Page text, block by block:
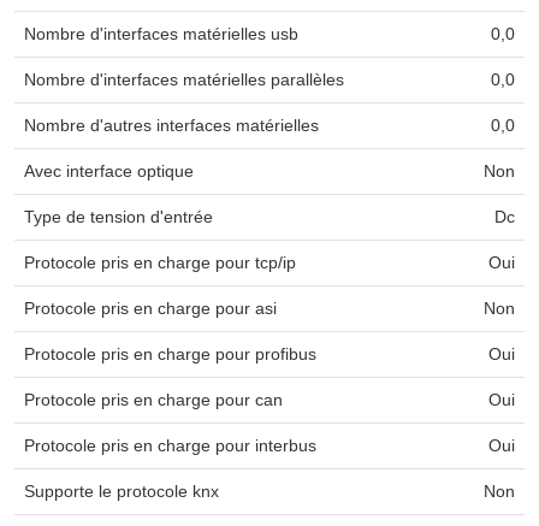
Nombre d'interfaces matérielles usb 0,0
Nombre d'interfaces matérielles parallèles 0,0
Nombre d'autres interfaces matérielles 0,0
Avec interface optique Non
Type de tension d'entrée Dc
Protocole pris en charge pour tcp/ip Oui
Protocole pris en charge pour asi Non
Protocole pris en charge pour profibus Oui
Protocole pris en charge pour can Oui
Protocole pris en charge pour interbus Oui
Supporte le protocole knx Non